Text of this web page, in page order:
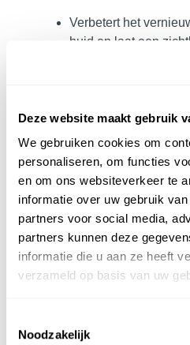
Deze website maakt gebruik
We gebruiken cookies om
personaliseren, om functies
en om ons websiteverkeer te
informatie over uw gebruik
partners voor social media,
partners kunnen deze
informatie die u aan ze heeft
verzameld op basis van uw
Noodzakelijk
Verbetert het
huid en laat een
Bevat prebiotica,
om
het natuurlijke
te onderhouden
80% van de
huid er stralend uitziet
Éminence Organics
kopen doe je bij PUUR
www.puurskinonline.nl
De huidexperts van